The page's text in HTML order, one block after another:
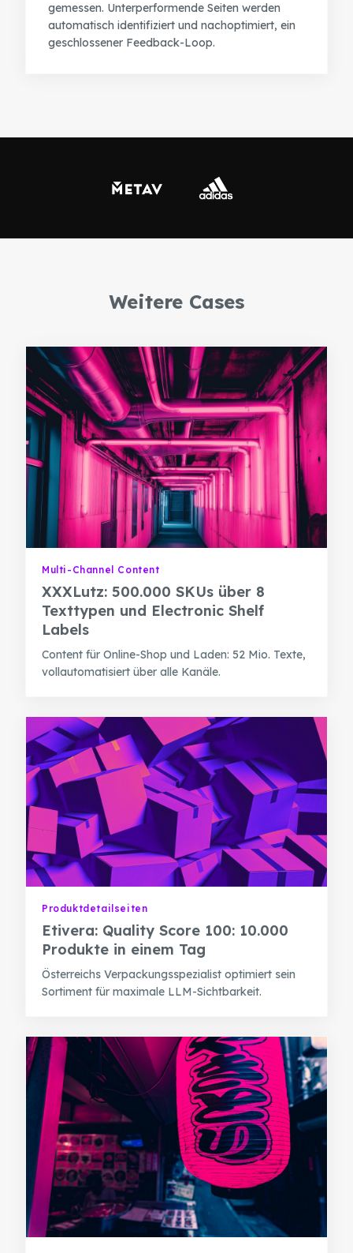
gemessen. Unterperformende Seiten werden
automatisch identifiziert und nachoptimiert, ein
geschlossener Feedback-Loop.
Weitere Cases
Multi-Channel Content
XXXLutz: 500.000 SKUs über 8
Texttypen und Electronic Shelf
Labels
Content für Online-Shop und Laden: 52 Mio. Texte,
vollautomatisiert über alle Kanäle.
Produktdetailseiten
Etivera: Quality Score 100: 10.000
Produkte in einem Tag
Österreichs Verpackungsspezialist optimiert sein
Sortiment für maximale LLM-Sichtbarkeit.